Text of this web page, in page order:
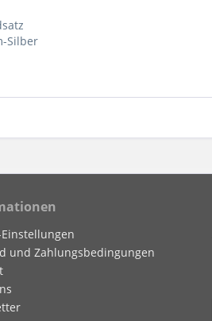
Silber
Einstellungen
und Zahlungsbedingungen